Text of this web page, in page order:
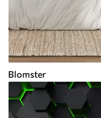
Blomster